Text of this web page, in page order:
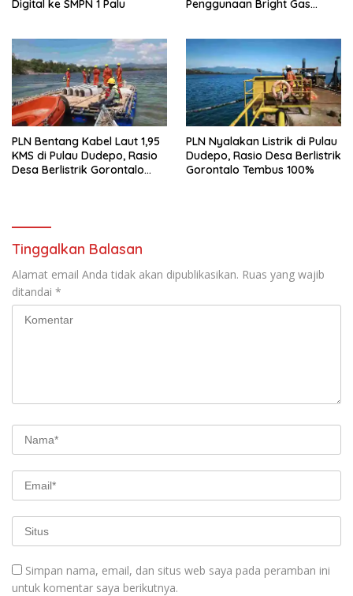
n
a
r
u
)
y
g
b
a
r
u
)
Digital ke SMPN 1 Palu
Penggunaan Bright Gas
PLN Bentang Kabel Laut 1,95
KMS di Pulau Dudepo, Rasio
Desa Berlistrik Gorontalo
PLN Nyalakan Listrik di Pulau
Dudepo, Rasio Desa Berlistrik
Gorontalo Tembus 100%
Tinggalkan Balasan
Alamat email Anda tidak akan dipublikasikan. Ruas yang wajib
ditandai *
Simpan nama, email, dan situs web saya pada peramban ini
untuk komentar saya berikutnya.